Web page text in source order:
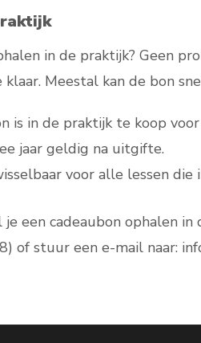
in de praktijk? Geen
klaar. Meestal kan de bon
is in de praktijk te koop
jaar geldig na uitgifte.
voor alle lessen die
een cadeaubon ophalen in
of stuur een e-mail naar: